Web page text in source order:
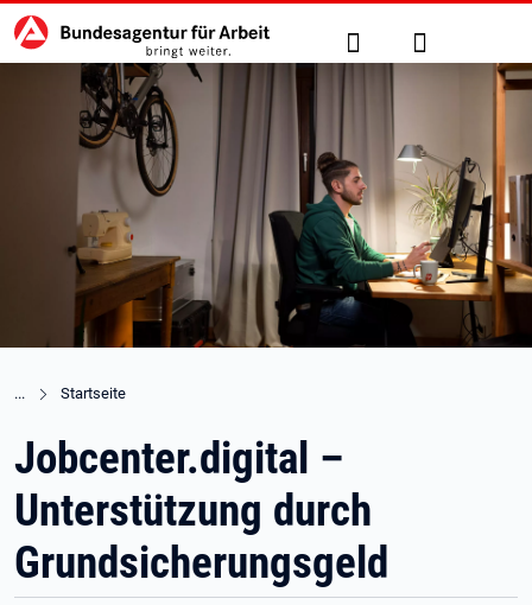
zu den Hauptinhalten springen
Hauptnavigation Suche Anmelden
Startseite
Jobcenter.digital –
Unterstützung durch
Grundsicherungsgeld